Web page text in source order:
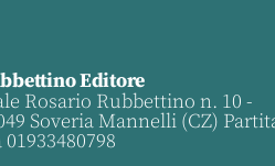
Editore
Rosario Rubbettino n. 10 -
Soveria Mannelli (CZ)
01933480798